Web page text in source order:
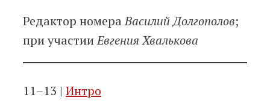
Редактор номераВасилий Долгополов;
при участииЕвгения Хвалькова
11–13 | Интро